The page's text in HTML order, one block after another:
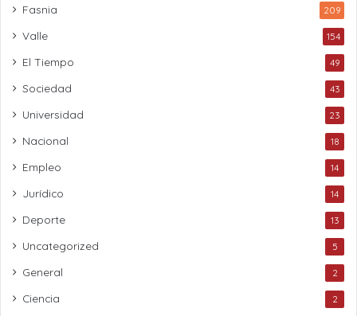
Fasnia 209
Valle 154
El Tiempo 49
Sociedad 43
Universidad 23
Nacional 18
Empleo 14
Jurídico 14
Deporte 13
Uncategorized 5
General 2
Ciencia 2